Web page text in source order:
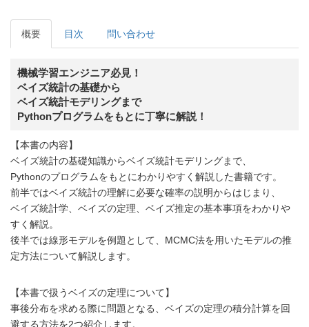
概要 目次 問い合わせ
機械学習エンジニア必見！
ベイズ統計の基礎から
ベイズ統計モデリングまで
Pythonプログラムをもとに丁寧に解説！
【本書の内容】
ベイズ統計の基礎知識からベイズ統計モデリングまで、
Pythonのプログラムをもとにわかりやすく解説した書籍です。
前半ではベイズ統計の理解に必要な確率の説明からはじまり、
ベイズ統計学、ベイズの定理、ベイズ推定の基本事項をわかりや
すく解説。
後半では線形モデルを例題として、MCMC法を用いたモデルの推
定方法について解説します。
【本書で扱うベイズの定理について】
事後分布を求める際に問題となる、ベイズの定理の積分計算を回
避する方法を2つ紹介します。